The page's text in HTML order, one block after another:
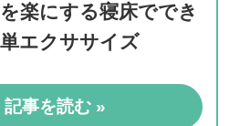
楽にする寝床ででき
エクササイズ
記事を読む »